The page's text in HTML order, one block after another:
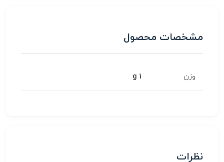
مشخصات محصول
وزن 1 g
نظرات